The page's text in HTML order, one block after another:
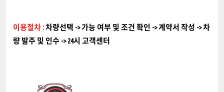
이용절차 :차량선택 -> 가능 여부 및 조건 확인 -> 계약서 작성 -> 차
량 발주 및 인수 -> 24시 고객센터